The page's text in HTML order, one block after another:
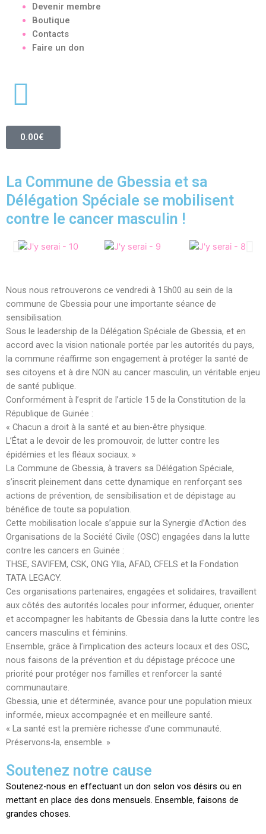
Devenir membre
Boutique
Contacts
Faire un don
0.00€
La Commune de Gbessia et sa
Délégation Spéciale se mobilisent
contre le cancer masculin !
Nous nous retrouverons ce vendredi à 15h00 au sein de la
commune de Gbessia pour une importante séance de
sensibilisation.
Sous le leadership de la Délégation Spéciale de Gbessia, et en
accord avec la vision nationale portée par les autorités du pays,
la commune réaffirme son engagement à protéger la santé de
ses citoyens et à dire NON au cancer masculin, un véritable enjeu
de santé publique.
Conformément à l’esprit de l’article 15 de la Constitution de la
République de Guinée :
« Chacun a droit à la santé et au bien-être physique.
L’État a le devoir de les promouvoir, de lutter contre les
épidémies et les fléaux sociaux. »
La Commune de Gbessia, à travers sa Délégation Spéciale,
s’inscrit pleinement dans cette dynamique en renforçant ses
actions de prévention, de sensibilisation et de dépistage au
bénéfice de toute sa population.
Cette mobilisation locale s’appuie sur la Synergie d’Action des
Organisations de la Société Civile (OSC) engagées dans la lutte
contre les cancers en Guinée :
THSE, SAVIFEM, CSK, ONG Ylla, AFAD, CFELS et la Fondation
TATA LEGACY.
Ces organisations partenaires, engagées et solidaires, travaillent
aux côtés des autorités locales pour informer, éduquer, orienter
et accompagner les habitants de Gbessia dans la lutte contre les
cancers masculins et féminins.
Ensemble, grâce à l’implication des acteurs locaux et des OSC,
nous faisons de la prévention et du dépistage précoce une
priorité pour protéger nos familles et renforcer la santé
communautaire.
Gbessia, unie et déterminée, avance pour une population mieux
informée, mieux accompagnée et en meilleure santé.
« La santé est la première richesse d’une communauté.
Préservons-la, ensemble. »
Soutenez notre cause
Soutenez-nous en effectuant un don selon vos désirs ou en
mettant en place des dons mensuels. Ensemble, faisons de
grandes choses.